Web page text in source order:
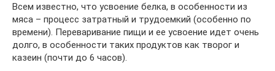
Всем известно, что усвоение белка, в особенности из
мяса – процесс затратный и трудоемкий (особенно по
времени). Переваривание пищи и ее усвоение идет очень
долго, в особенности таких продуктов как творог и
казеин (почти до 6 часов).